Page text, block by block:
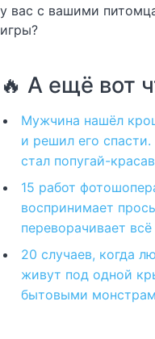
у вас с вашими
игры?
🔥 А ещё вот
Мужчина нашёл
и решил его
стал попугай-
15 работ
воспринимает
переворачивает
20 случаев, когда
живут под одной
бытовыми